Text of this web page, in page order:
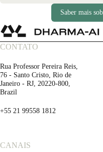
Saber mais
CONTATO
Rua Professor Pereira Reis,
76 - Santo Cristo, Rio de
Janeiro - RJ, 20220-800,
Brazil
+55 21 99558 1812
CANAIS